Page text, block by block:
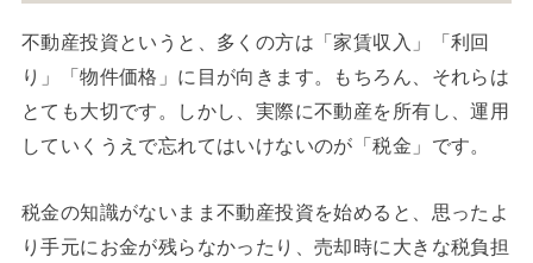
不動産投資というと、多くの方は「家賃収入」「利回
り」「物件価格」に目が向きます。もちろん、それらは
とても大切です。しかし、実際に不動産を所有し、運用
していくうえで忘れてはいけないのが「税金」です。
税金の知識がないまま不動産投資を始めると、思ったよ
り手元にお金が残らなかったり、売却時に大きな税負担